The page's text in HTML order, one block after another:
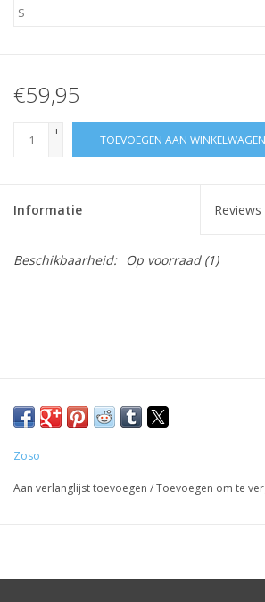
€59,95
+
-
TOEVOEGEN AAN WINKELWAGEN
Informatie Reviews
Beschikbaarheid: Op voorraad(1)
Zoso
Aan verlanglijst toevoegen /Toevoegen om te